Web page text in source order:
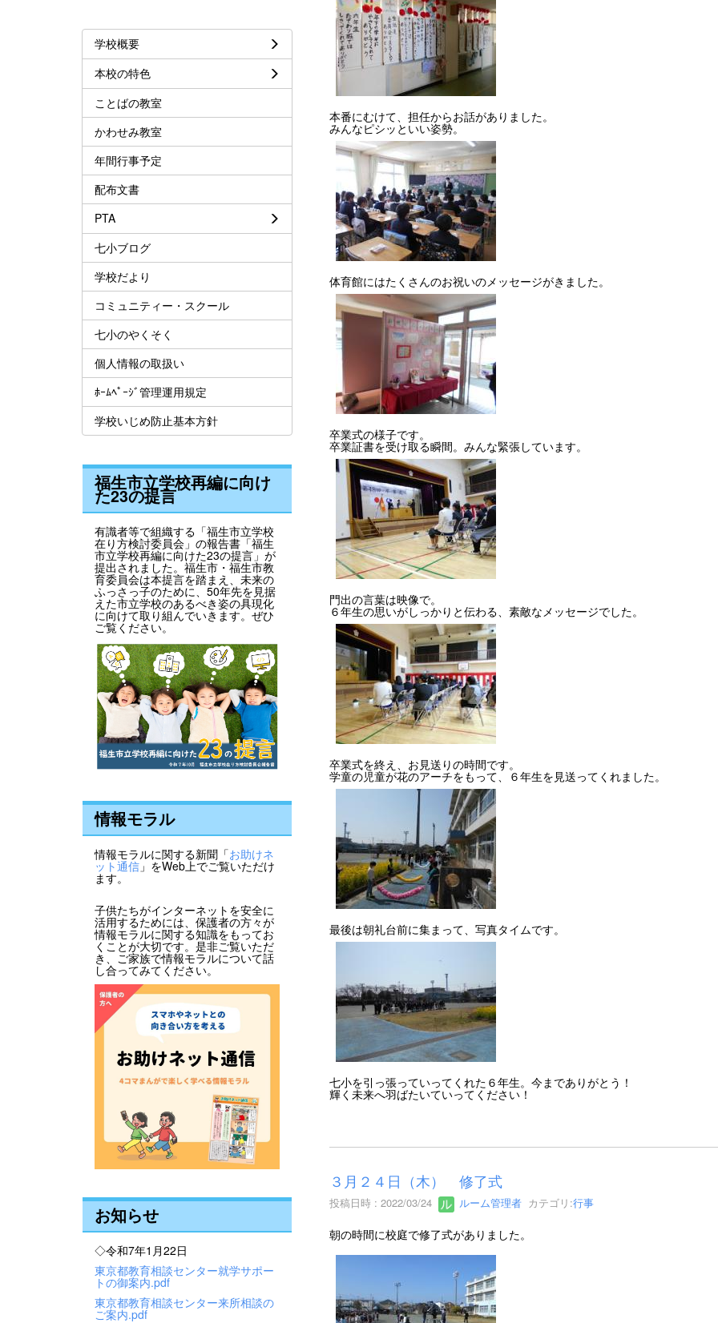
本番にむけて、担任からお話がありました。
みんなピシッといい姿勢。
体育館にはたくさんのお祝いのメッセージがきました。
卒業式の様子です。
卒業証書を受け取る瞬間。みんな緊張しています。
門出の言葉は映像で。
６年生の思いがしっかりと伝わる、素敵なメッセージでした。
卒業式を終え、お見送りの時間です。
学童の児童が花のアーチをもって、６年生を見送ってくれました。
最後は朝礼台前に集まって、写真タイムです。
七小を引っ張っていってくれた６年生。今までありがとう！
輝く未来へ羽ばたいていってください！
３月２４日（木） 修了式
投稿日時 : 2022/03/24 ルーム管理者カテゴリ:行事
朝の時間に校庭で修了式がありました。
学校概要
本校の特色
ことばの教室
かわせみ教室
年間行事予定
配布文書
PTA
七小ブログ
学校だより
コミュニティー・スクール
七小のやくそく
個人情報の取扱い
ﾎｰﾑﾍﾟｰｼﾞ管理運用規定
学校いじめ防止基本方針
福生市立学校再編に向け
た23の提言
有識者等で組織する「福生市立学校
在り方検討委員会」の報告書「福生
市立学校再編に向けた23の提言」が
提出されました。福生市・福生市教
育委員会は本提言を踏まえ、未来の
ふっさっ子のために、50年先を見据
えた市立学校のあるべき姿の具現化
に向けて取り組んでいきます。ぜひ
ご覧ください。
情報モラル
情報モラルに関する新聞「お助けネ
ット通信 」をWeb上でご覧いただけ
ます。
子供たちがインターネットを安全に
活用するためには、保護者の方々が
情報モラルに関する知識をもってお
くことが大切です。是非ご覧いただ
き、ご家族で情報モラルについて話
し合ってみてください。
お知らせ
◇令和7年1月22日
東京都教育相談センター就学サポー
トの御案内.pdf
東京都教育相談センター来所相談の
ご案内.pdf